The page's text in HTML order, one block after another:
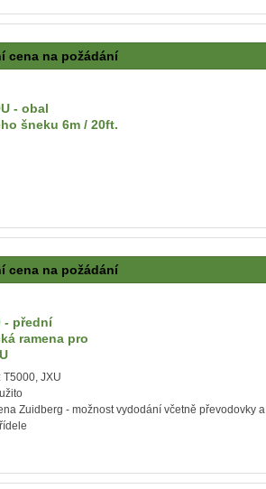
cena na požádání
- obal
šneku 6m / 20ft.
cena na požádání
- přední
ramena pro
T5000, JXU
Zuidberg - možnost vydodání včetně převodovky a